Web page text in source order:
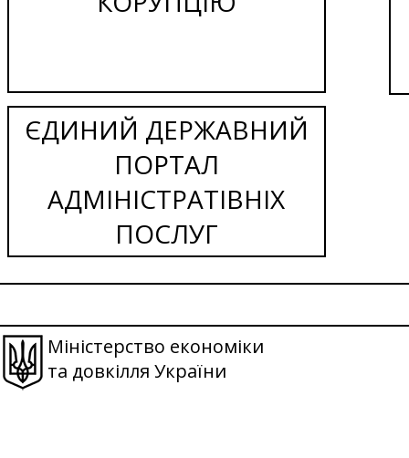
ЄДИНИЙ ДЕРЖАВНИЙ
ПОРТАЛ
АДМІНІСТРАТІВНІХ
ПОСЛУГ
Міністерство економіки
та довкілля України